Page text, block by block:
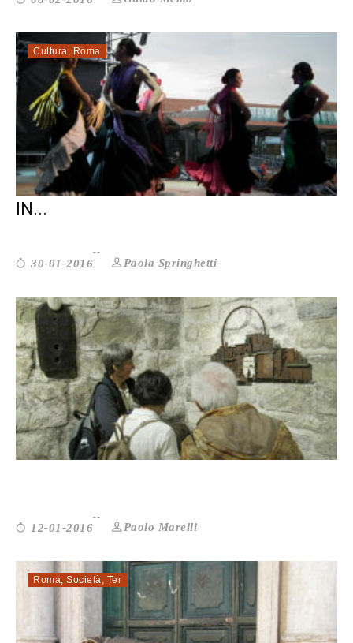
Cultura Roma
LA CULTURA POPOLARE ESISTE E CI FA
IN...
30-01-2016 Paola Springhetti
DAVERIO: C’È UN “SACERDOZ...
12-01-2016 Paolo Marelli
Roma Società Ter